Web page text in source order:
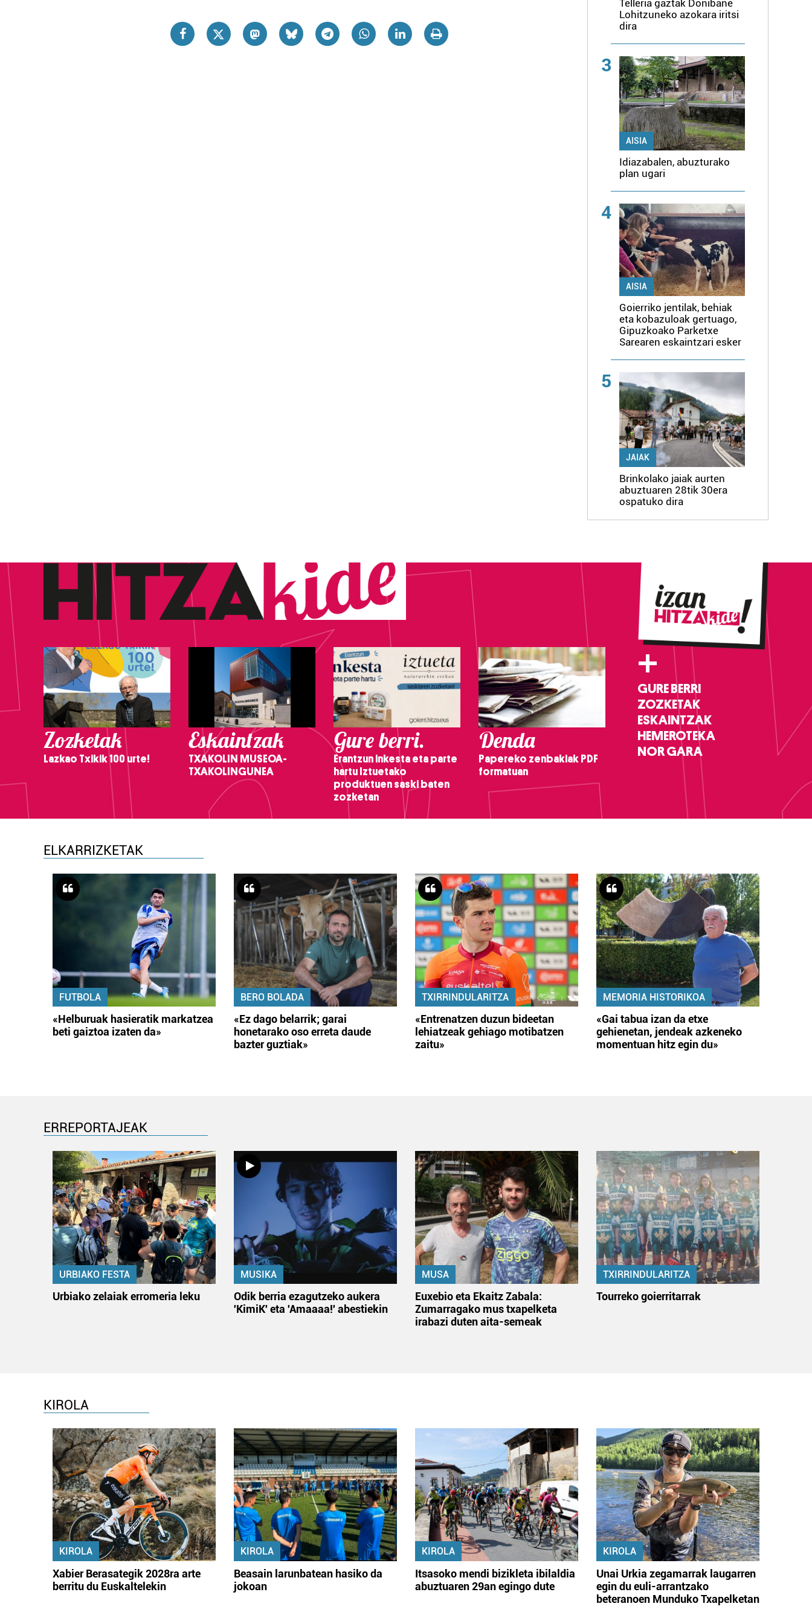
Telleria gaztak Donibane
Lohitzuneko azokara iritsi
dira
3
AISIA
Idiazabalen, abuzturako
plan ugari
4
AISIA
Goierriko jentilak, behiak
eta kobazuloak gertuago,
Gipuzkoako Parketxe
Sarearen eskaintzari esker
5
JAIAK
Brinkolako jaiak aurten
abuztuaren 28tik 30era
ospatuko dira
Zozketak
Lazkao Txikik 100 urte!
Eskaintzak
TXAKOLIN MUSEOA-
TXAKOLINGUNEA
Gure berri.
Erantzun inkesta eta parte
hartu Iztuetako
produktuen saski baten
zozketan
Denda
Papereko zenbakiak PDF
formatuan
+
GURE BERRI
ZOZKETAK
ESKAINTZAK
HEMEROTEKA
NOR GARA
ELKARRIZKETAK
FUTBOLA
«Helburuak hasieratik markatzea
beti gaiztoa izaten da»
BERO BOLADA
«Ez dago belarrik; garai
honetarako oso erreta daude
bazter guztiak»
TXIRRINDULARITZA
«Entrenatzen duzun bideetan
lehiatzeak gehiago motibatzen
zaitu»
MEMORIA HISTORIKOA
«Gai tabua izan da etxe
gehienetan, jendeak azkeneko
momentuan hitz egin du»
ERREPORTAJEAK
URBIAKO FESTA
Urbiako zelaiak erromeria leku
MUSIKA
Odik berria ezagutzeko aukera
'KimiK' eta 'Amaaaa!' abestiekin
MUSA
Euxebio eta Ekaitz Zabala:
Zumarragako mus txapelketa
irabazi duten aita-semeak
TXIRRINDULARITZA
Tourreko goierritarrak
KIROLA
KIROLA
Xabier Berasategik 2028ra arte
berritu du Euskaltelekin
KIROLA
Beasain larunbatean hasiko da
jokoan
KIROLA
Itsasoko mendi bizikleta ibilaldia
abuztuaren 29an egingo dute
KIROLA
Unai Urkia zegamarrak laugarren
egin du euli-arrantzako
beteranoen Munduko Txapelketan